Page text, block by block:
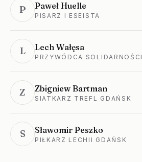
P Paweł Huelle
PISARZ I ESEISTA
L Lech Wałęsa
PRZYWÓDCA SOLIDARNOŚCI
Z Zbigniew Bartman
SIATKARZ TREFL GDAŃSK
S Sławomir Peszko
PIŁKARZ LECHII GDAŃSK